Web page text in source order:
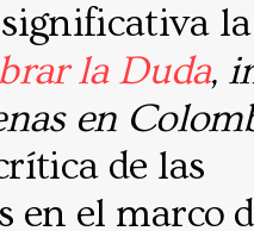
la Duda,
en
de las
en el marco